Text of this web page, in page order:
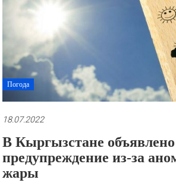
рекламные
презентации.
Погода
18.07.2022
В Кыргызстане
предупреждение из-за
жары